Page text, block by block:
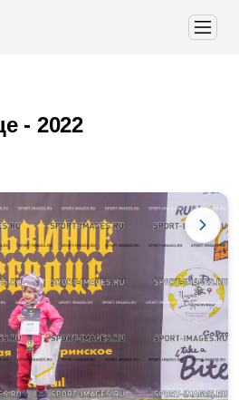
- 2022